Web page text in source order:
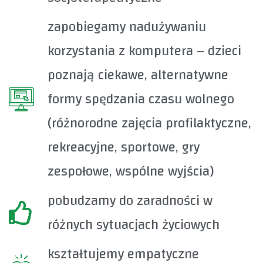
zapobiegamy nadużywaniu
korzystania z komputera – dzieci
poznają ciekawe, alternatywne
formy spędzania czasu wolnego
(różnorodne zajęcia profilaktyczne,
rekreacyjne, sportowe, gry
zespołowe, wspólne wyjścia)
pobudzamy do zaradności w
różnych sytuacjach życiowych
kształtujemy empatyczne